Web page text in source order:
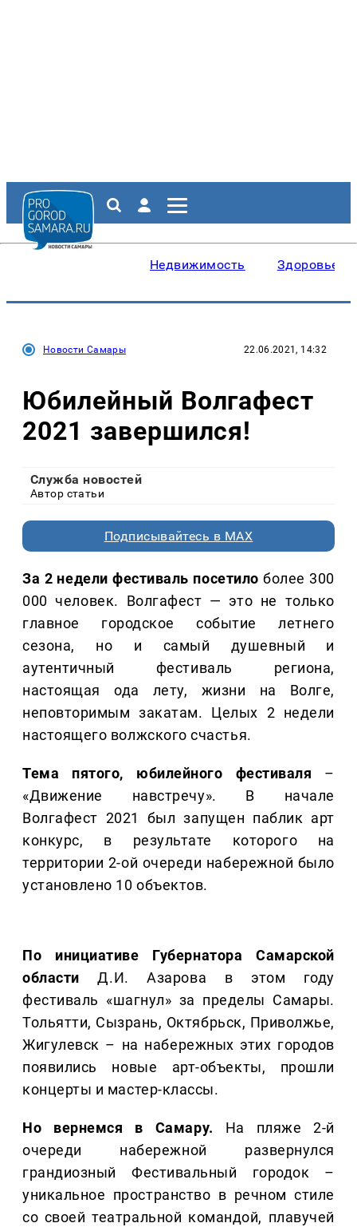
Недвижимость Здоровье
Новости Самары 22.06.2021, 14:32
Юбилейный Волгафест
2021 завершился!
Служба новостей
Автор статьи
Подписывайтесь в MAX
За 2 недели фестиваль посетило более 300
000 человек. Волгафест — это не только
главное городское событие летнего
сезона, но и самый душевный и
аутентичный фестиваль региона,
настоящая ода лету, жизни на Волге,
неповторимым закатам. Целых 2 недели
настоящего волжского счастья.
Тема пятого, юбилейного фестиваля –
«Движение навстречу». В начале
Волгафест 2021 был запущен паблик арт
конкурс, в результате которого на
территории 2-ой очереди набережной было
установлено 10 объектов.
По инициативе Губернатора Самарской
области Д.И. Азарова в этом году
фестиваль «шагнул» за пределы Самары.
Тольятти, Сызрань, Октябрьск, Приволжье,
Жигулевск – на набережных этих городов
появились новые арт-объекты, прошли
концерты и мастер-классы.
Но вернемся в Самару. На пляже 2-й
очереди набережной развернулся
грандиозный Фестивальный городок –
уникальное пространство в речном стиле
со своей театральной командой, плавучей